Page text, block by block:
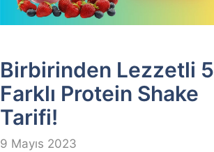
Birbirinden Lezzetli 5
Farklı Protein Shake
Tarifi!
9 Mayıs 2023